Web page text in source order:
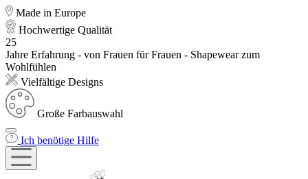
Made in Europe
Hochwertige Qualität
25
Jahre Erfahrung - von Frauen für Frauen - Shapewear zum
Wohlfühlen
Vielfältige Designs
Große Farbauswahl
Ich benötige Hilfe